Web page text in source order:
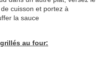
cuisson et portez à
la sauce
au four: